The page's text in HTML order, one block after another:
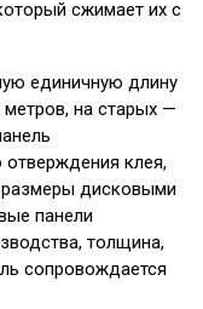
сжимает их с
единичную длину
на старых —
отверждения клея,
размеры дисковыми
панели
толщина,
сопровождается